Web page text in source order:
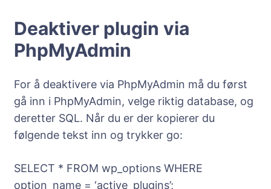
Deaktiver plugin via
PhpMyAdmin
For å deaktivere via PhpMyAdmin må du først
gå inn i PhpMyAdmin, velge riktig database, og
deretter SQL. Når du er der kopierer du
følgende tekst inn og trykker go:
SELECT * FROM wp_options WHERE
option_name = ‘active_plugins’;